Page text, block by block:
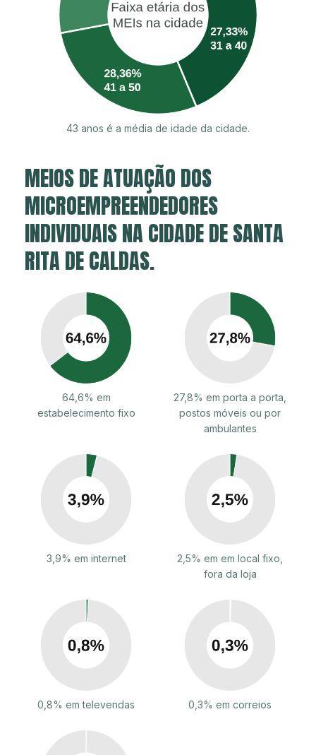
43 anos é a média de idade da cidade.
MEIOS DE ATUAÇÃO DOS
MICROEMPREENDEDORES
INDIVIDUAIS NA CIDADE DE SANTA
RITA DE CALDAS.
64,6% em
estabelecimento fixo
27,8% em porta a porta,
postos móveis ou por
ambulantes
3,9% em internet
2,5% em em local fixo,
fora da loja
0,8% em televendas 0,3% em correios